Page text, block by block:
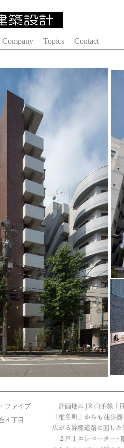
Company Topics Contact
ファイブ
４丁目